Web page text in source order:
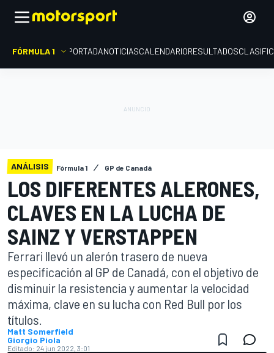
FÓRMULA 1 PORTADANOTICIASCALENDARIORESULTADOS
ANÁLISIS Fórmula 1 GP de Canadá
LOS DIFERENTES ALERONES,
CLAVES EN LA LUCHA DE
SAINZ Y VERSTAPPEN
Ferrari llevó un alerón trasero de nueva
especificación al GP de Canadá, con el objetivo de
disminuir la resistencia y aumentar la velocidad
máxima, clave en su lucha con Red Bull por los
títulos.
Matt Somerfield
Giorgio Piola
Editado: 24 jun 2022, 3:01